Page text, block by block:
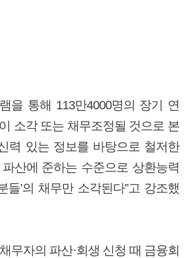
을 통해 113만4000명의 장기 연
소각 또는 채무조정될 것으로 본
력 있는 정보를 바탕으로 철저한
산에 준하는 수준으로 상환능력
들’의 채무만 소각된다”고 강조했
무자의 파산·회생 신청 때 금융회